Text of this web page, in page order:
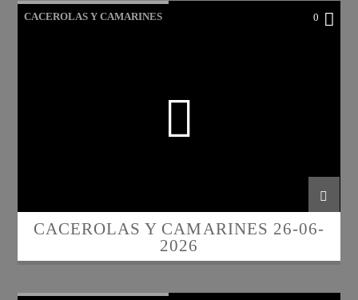
CACEROLAS Y CAMARINES 0
CACEROLAS Y CAMARINES 26-06-
2026